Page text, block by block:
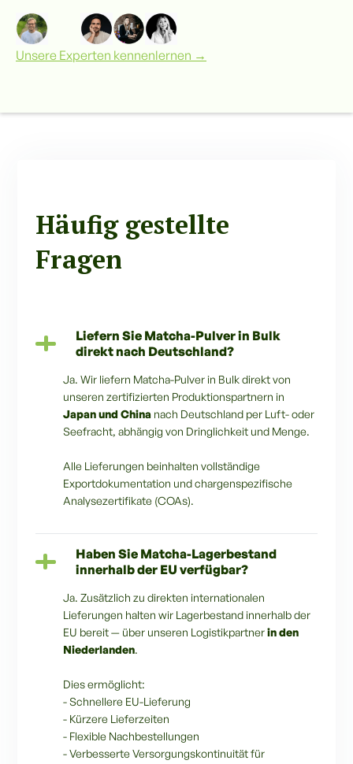
Unsere Experten kennenlernen →
Häufig gestellte
Fragen
Liefern Sie Matcha-Pulver in Bulk
direkt nach Deutschland?
Ja. Wir liefern Matcha-Pulver in Bulk direkt von
unseren zertifizierten Produktionspartnern in
Japan und Chinanach Deutschland per Luft- oder
Seefracht, abhängig von Dringlichkeit und Menge.
Alle Lieferungen beinhalten vollständige
Exportdokumentation und chargenspezifische
Analysezertifikate (COAs).
Haben Sie Matcha-Lagerbestand
innerhalb der EU verfügbar?
Ja. Zusätzlich zu direkten internationalen
Lieferungen halten wir Lagerbestand innerhalb der
EU bereit — über unseren Logistikpartnerin den
Niederlanden.
Dies ermöglicht:
- Schnellere EU-Lieferung
- Kürzere Lieferzeiten
- Flexible Nachbestellungen
- Verbesserte Versorgungskontinuität für